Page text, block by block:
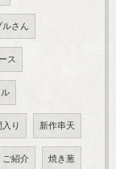
ルさん
ス
入り 新作串天
ご紹介 焼き葱